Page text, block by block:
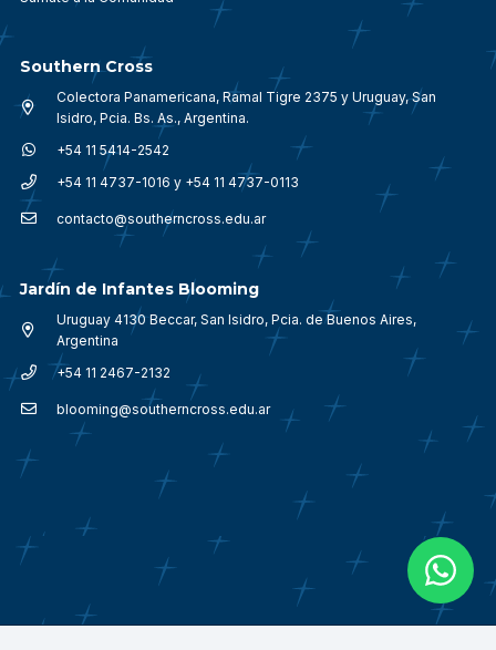
Southern Cross
Colectora Panamericana, Ramal Tigre 2375 y Uruguay, San
Isidro, Pcia. Bs. As., Argentina.
+54 11 5414-2542
+54 11 4737-1016 y +54 11 4737-0113
contacto@southerncross.edu.ar
Jardín de Infantes Blooming
Uruguay 4130 Beccar, San Isidro, Pcia. de Buenos Aires,
Argentina
+54 11 2467-2132
blooming@southerncross.edu.ar